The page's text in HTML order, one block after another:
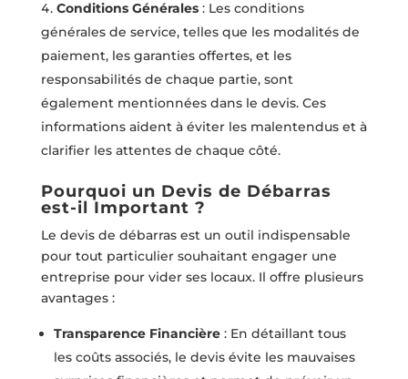
Conditions Générales: Les conditions
générales de service, telles que les modalités de
paiement, les garanties offertes, et les
responsabilités de chaque partie, sont
également mentionnées dans le devis. Ces
informations aident à éviter les malentendus et à
clarifier les attentes de chaque côté.
Pourquoi un Devis de Débarras
est-il Important ?
Le devis de débarras est un outil indispensable
pour tout particulier souhaitant engager une
entreprise pour vider ses locaux. Il offre plusieurs
avantages :
Transparence Financière: En détaillant tous
les coûts associés, le devis évite les mauvaises